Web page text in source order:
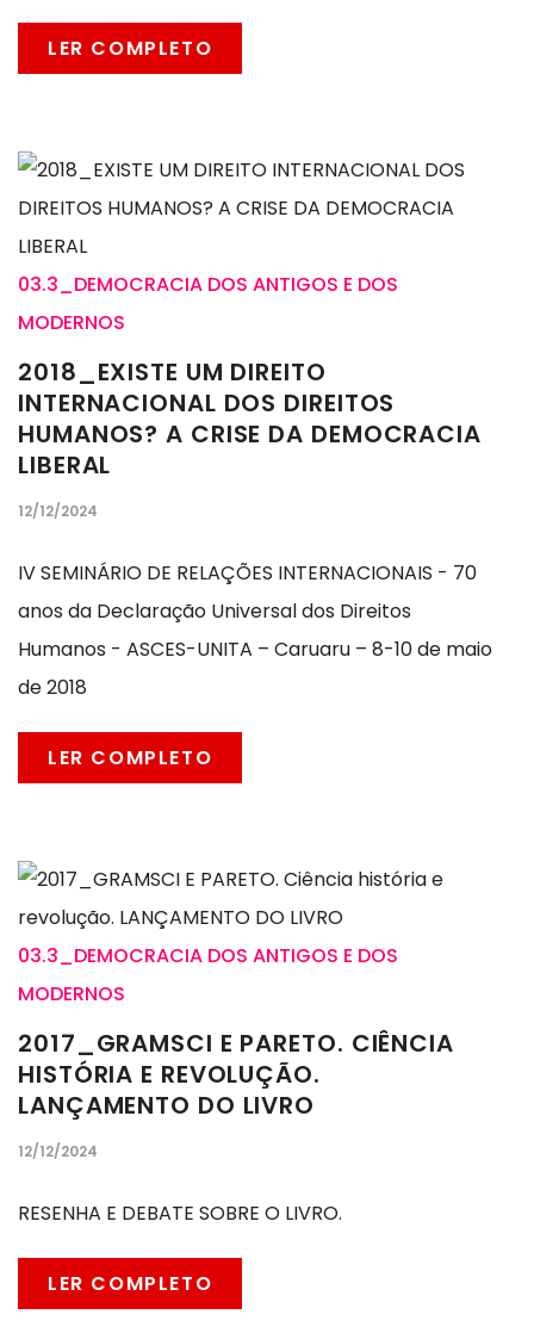
LER COMPLETO
03.3_DEMOCRACIA DOS ANTIGOS E DOS
MODERNOS
2018_EXISTE UM DIREITO
INTERNACIONAL DOS DIREITOS
HUMANOS? A CRISE DA DEMOCRACIA
LIBERAL
12/12/2024
IV SEMINÁRIO DE RELAÇÕES INTERNACIONAIS - 70
anos da Declaração Universal dos Direitos
Humanos - ASCES-UNITA – Caruaru – 8-10 de maio
de 2018
LER COMPLETO
03.3_DEMOCRACIA DOS ANTIGOS E DOS
MODERNOS
2017_GRAMSCI E PARETO. CIÊNCIA
HISTÓRIA E REVOLUÇÃO.
LANÇAMENTO DO LIVRO
12/12/2024
RESENHA E DEBATE SOBRE O LIVRO.
LER COMPLETO